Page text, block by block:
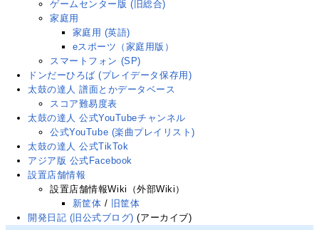
ゲームセンター版 (旧総合)
家庭用
家庭用 (英語)
eスポーツ（家庭用版）
スマートフォン (SP)
ドンだーひろば (プレイデータ保存用)
太鼓の達人 譜面とかデータベース
スコア難易度表
太鼓の達人 公式YouTubeチャンネル
公式YouTube (楽曲プレイリスト)
太鼓の達人 公式TikTok
アジア版 公式Facebook
設置店舗情報
設置店舗情報Wiki（外部Wiki）
新筐体 / 旧筐体
開発日記 (旧公式ブログ) (アーカイブ)